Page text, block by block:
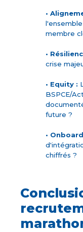
•
membre
•
crise
• Equity :
BSPCE/
future ?
•
chiffrés ?